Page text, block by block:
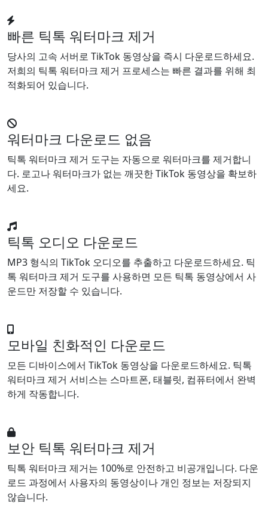
빠른 틱톡 워터마크 제거
당사의 고속 서버로 TikTok 동영상을 즉시 다운로드하세요.
저희의 틱톡 워터마크 제거 프로세스는 빠른 결과를 위해 최
적화되어 있습니다.
워터마크 다운로드 없음
틱톡 워터마크 제거 도구는 자동으로 워터마크를 제거합니
다. 로고나 워터마크가 없는 깨끗한 TikTok 동영상을 확보하
세요.
틱톡 오디오 다운로드
MP3 형식의 TikTok 오디오를 추출하고 다운로드하세요. 틱
톡 워터마크 제거 도구를 사용하면 모든 틱톡 동영상에서 사
운드만 저장할 수 있습니다.
모바일 친화적인 다운로드
모든 디바이스에서 TikTok 동영상을 다운로드하세요. 틱톡
워터마크 제거 서비스는 스마트폰, 태블릿, 컴퓨터에서 완벽
하게 작동합니다.
보안 틱톡 워터마크 제거
틱톡 워터마크 제거는 100%로 안전하고 비공개입니다. 다운
로드 과정에서 사용자의 동영상이나 개인 정보는 저장되지
않습니다.